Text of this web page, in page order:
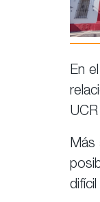
En
Más